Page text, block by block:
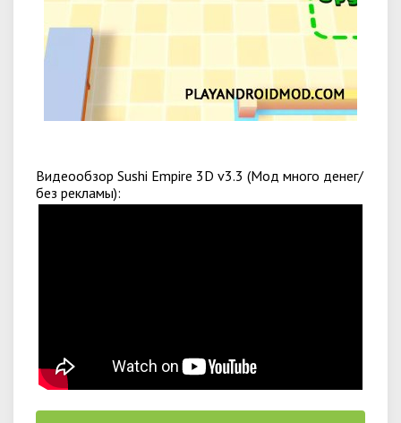
Видеообзор Sushi Empire 3D v3.3 (Мод много денег/
без рекламы):